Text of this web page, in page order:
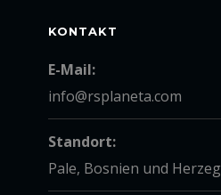
KONTAKT
E-Mail:
info@rsplaneta.com
Standort:
Pale, Bosnien und